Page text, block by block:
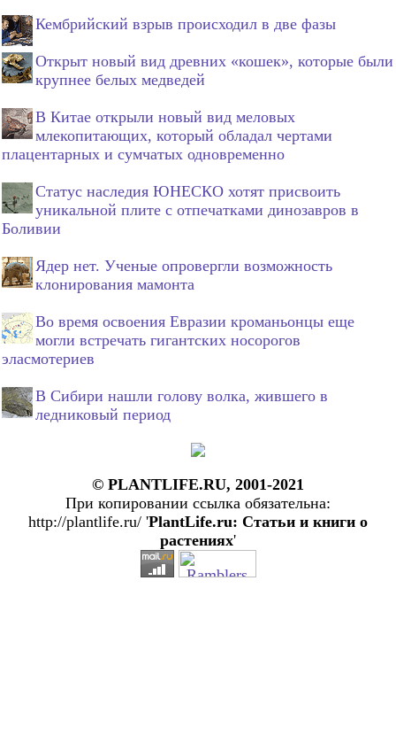
Кембрийский взрыв происходил в две фазы
Открыт новый вид древних «кошек», которые были
крупнее белых медведей
В Китае открыли новый вид меловых
млекопитающих, который обладал чертами
плацентарных и сумчатых одновременно
Статус наследия ЮНЕСКО хотят присвоить
уникальной плите с отпечатками динозавров в
Боливии
Ядер нет. Ученые опровергли возможность
клонирования мамонта
Во время освоения Евразии кроманьонцы еще
могли встречать гигантских носорогов
эласмотериев
В Сибири нашли голову волка, жившего в
ледниковый период
© PLANTLIFE.RU, 2001-2021
При копировании ссылка обязательна:
http://plantlife.ru/ 'PlantLife.ru: Статьи и книги о
растениях'